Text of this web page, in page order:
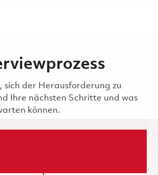
sich der Herausforderung zu
Ihre nächsten Schritte und was
können.